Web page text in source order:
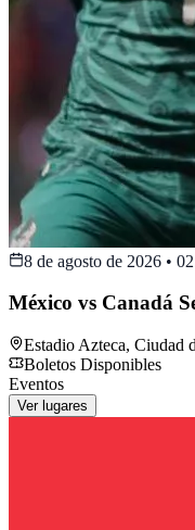
8 de agosto de 2026 •
México vs Canadá
Estadio Azteca, Ciudad
Boletos Disponibles
Eventos
Ver lugares